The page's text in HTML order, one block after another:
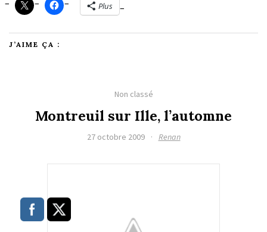
Plus
J’AIME ÇA :
Non classé
Montreuil sur Ille, l’automne
27 octobre 2009 · Renan